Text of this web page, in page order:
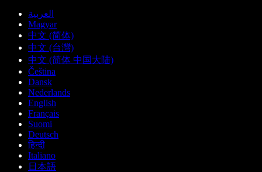
العربية
Magyar
中文 (简体)
中文 (台灣)
中文 (简体 中国大陆)
Čeština
Dansk
Nederlands
English
Français
Suomi
Deutsch
हिन्दी
Italiano
日本語